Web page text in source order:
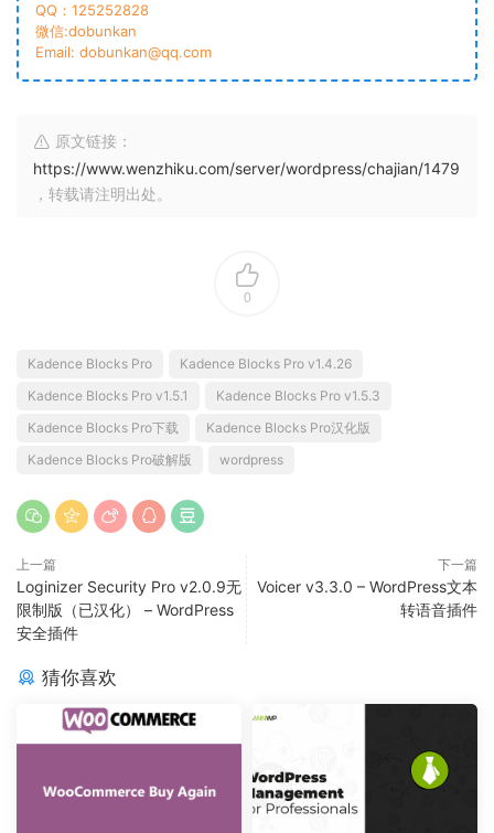
QQ：125252828
微信:dobunkan
Email: dobunkan@qq.com
原文链接：
https://www.wenzhiku.com/server/wordpress/chajian/1479
，转载请注明出处。
0
Kadence Blocks Pro
Kadence Blocks Pro v1.4.26
Kadence Blocks Pro v1.5.1
Kadence Blocks Pro v1.5.3
Kadence Blocks Pro下载
Kadence Blocks Pro汉化版
Kadence Blocks Pro破解版
wordpress
上一篇
Loginizer Security Pro v2.0.9无
限制版（已汉化） – WordPress
安全插件
下一篇
Voicer v3.3.0 – WordPress文本
转语音插件
猜你喜欢